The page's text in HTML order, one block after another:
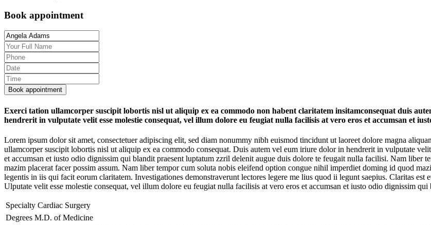
Book appointment
Exerci tation ullamcorper suscipit lobortis nisl ut aliquip ex ea commodo non habent claritatem insitamconsequat duis
hendrerit in vulputate velit esse molestie consequat, vel illum dolore eu feugiat nulla facilisis at vero eros et accumsan et
Lorem ipsum dolor sit amet, consectetuer adipiscing elit, sed diam nonummy nibh euismod tincidunt ut laoreet dolore magna
ullamcorper suscipit lobortis nisl ut aliquip ex ea commodo consequat. Duis autem vel eum iriure dolor in hendrerit in vulputate
et accumsan et iusto odio dignissim qui blandit praesent luptatum zzril delenit augue duis dolore te feugait nulla facilisi. Nam
mazim placerat facer possim assum. Nam liber tempor cum soluta nobis eleifend option congue nihil imperdiet doming id quod
legentis in iis qui facit eorum claritatem. Investigationes demonstraverunt lectores legere me lius quod ii legunt saepius. Claritas
Ulputate velit esse molestie consequat, vel illum dolore eu feugiat nulla facilisis at vero eros et accumsan et iusto odio dignissim
Specialty Cardiac Surgery
Degrees M.D. of Medicine